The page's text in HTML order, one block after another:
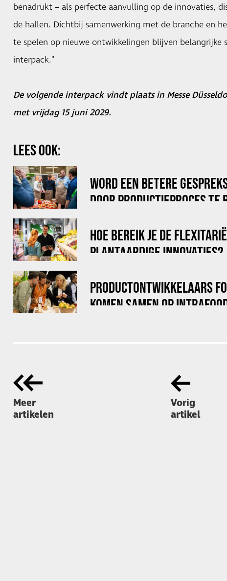
benadrukt – als perfecte aanvulling op de innovaties,
de hallen. Dichtbij samenwerking met de branche en
te spelen op nieuwe ontwikkelingen blijven belangrijke
interpack."
De volgende interpack vindt plaats in Messe
met vrijdag 15 juni 2029.
LEES OOK:
WORD EEN BETERE
DOOR PRODUCTIEPROCES TE
HOE BEREIK JE DE
PLANTAARDIGE INNOVATIES?
PRODUCTONTWIKKELAARS
KOMEN SAMEN OP
Meer
artikelen
Vorig
artikel